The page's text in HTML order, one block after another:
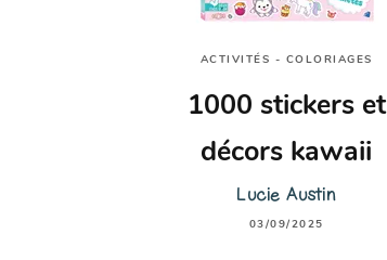
ACTIVITÉS - COLORIAGES
1000 stickers et
décors kawaii
Lucie Austin
03/09/2025